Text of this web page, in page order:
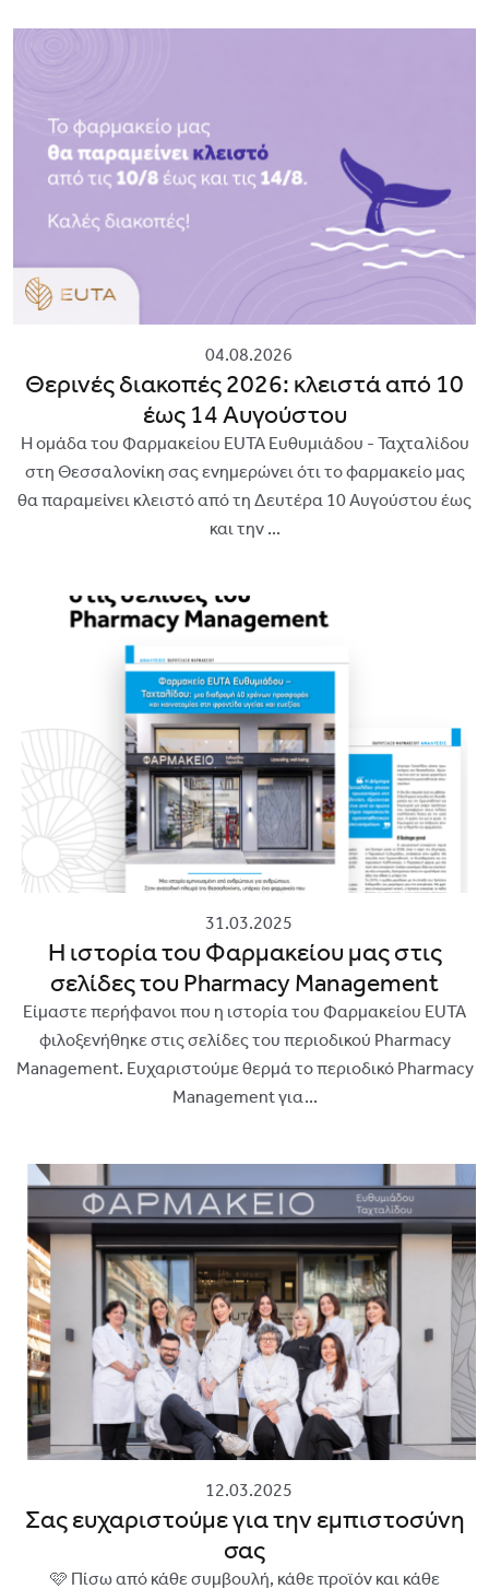
04.08.2026
Θερινές διακοπές 2026: κλειστά από 10
έως 14 Αυγούστου
Η ομάδα του Φαρμακείου EUTA Ευθυμιάδου - Ταχταλίδου
στη Θεσσαλονίκη σας ενημερώνει ότι το φαρμακείο μας
θα παραμείνει κλειστό από τη Δευτέρα 10 Αυγούστου έως
και την ...
31.03.2025
Η ιστορία του Φαρμακείου μας στις
σελίδες του Pharmacy Management
Είμαστε περήφανοι που η ιστορία του Φαρμακείου EUTA
φιλοξενήθηκε στις σελίδες του περιοδικού Pharmacy
Management. Ευχαριστούμε θερμά το περιοδικό Pharmacy
Management για...
12.03.2025
Σας ευχαριστούμε για την εμπιστοσύνη
σας
🩷 Πίσω από κάθε συμβουλή, κάθε προϊόν και κάθε